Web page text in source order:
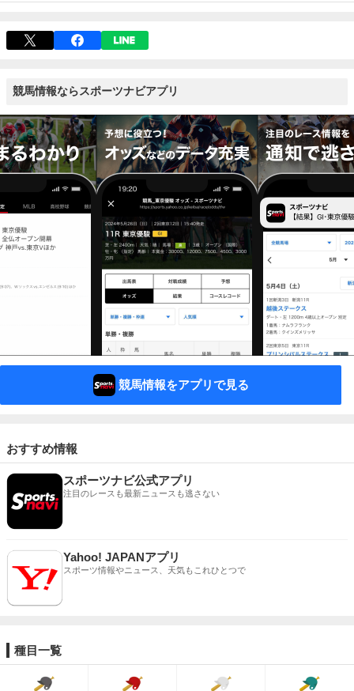
競馬情報ならスポーツナビアプリ
競馬情報をアプリで見る
おすすめ情報
スポーツナビ公式アプリ
注目のレースも最新ニュースも逃さない
Yahoo! JAPANアプリ
スポーツ情報やニュース、天気もこれひとつで
種目一覧